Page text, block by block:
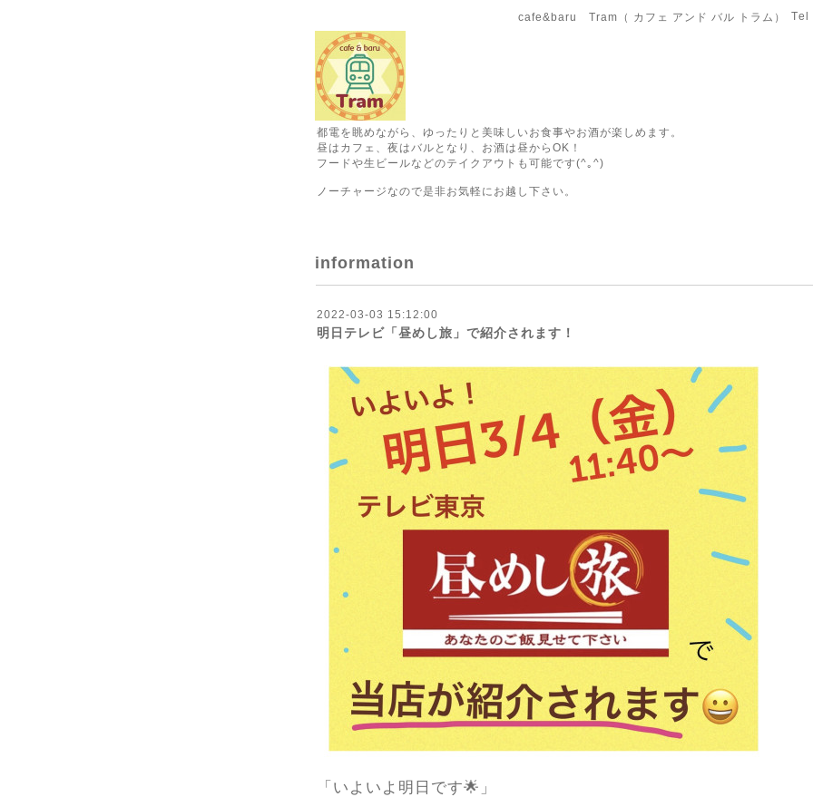
cafe&baru Tram（ カフェ アンド バル トラム） Tel
都電を眺めながら、ゆったりと美味しいお食事やお酒が楽しめます。
昼はカフェ、夜はバルとなり、お酒は昼からOK！
フードや生ビールなどのテイクアウトも可能です(^｡^)
ノーチャージなので是非お気軽にお越し下さい。
information
2022-03-03 15:12:00
明日テレビ「昼めし旅」で紹介されます！
「いよいよ明日です🌟」